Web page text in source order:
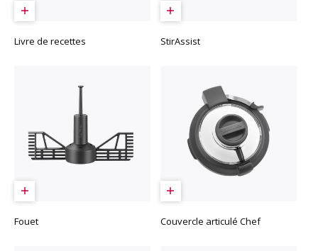
Livre de recettes StirAssist
Fouet Couvercle articulé Chef